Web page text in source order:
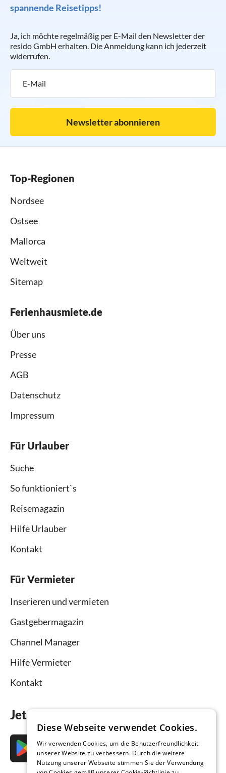
spannende Reisetipps!
Ja, ich möchte regelmäßig per E-Mail den Newsletter der
resido GmbH erhalten. Die Anmeldung kann ich jederzeit
widerrufen.
Newsletter abonnieren
Top-Regionen
Nordsee
Ostsee
Mallorca
Weltweit
Sitemap
Ferienhausmiete.de
Über uns
Presse
AGB
Datenschutz
Impressum
Für Urlauber
Suche
So funktioniert`s
Reisemagazin
Hilfe Urlauber
Kontakt
Für Vermieter
Inserieren und vermieten
Gastgebermagazin
Channel Manager
Hilfe Vermieter
Kontakt
Jetzt die App downloaden
Diese Webseite verwendet Cookies.
Wir verwenden Cookies, um die Benutzerfreundlichkeit
unserer Website zu verbessern. Durch die weitere
Nutzung unserer Webseite stimmen Sie der Verwendung